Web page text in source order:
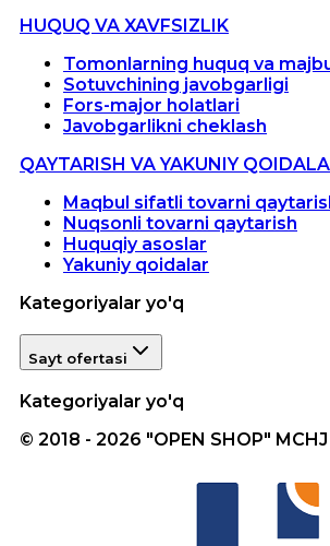
HUQUQ VA XAVFSIZLIK
Tomonlarning huquq va
Sotuvchining javobgarligi
Fors-major holatlari
Javobgarlikni cheklash
QAYTARISH VA YAKUNIY
Maqbul sifatli tovarni
Nuqsonli tovarni qaytarish
Huquqiy asoslar
Yakuniy qoidalar
Kategoriyalar yo'q
Sayt ofertasi
Kategoriyalar yo'q
© 2018 - 2026 "OPEN SHOP"